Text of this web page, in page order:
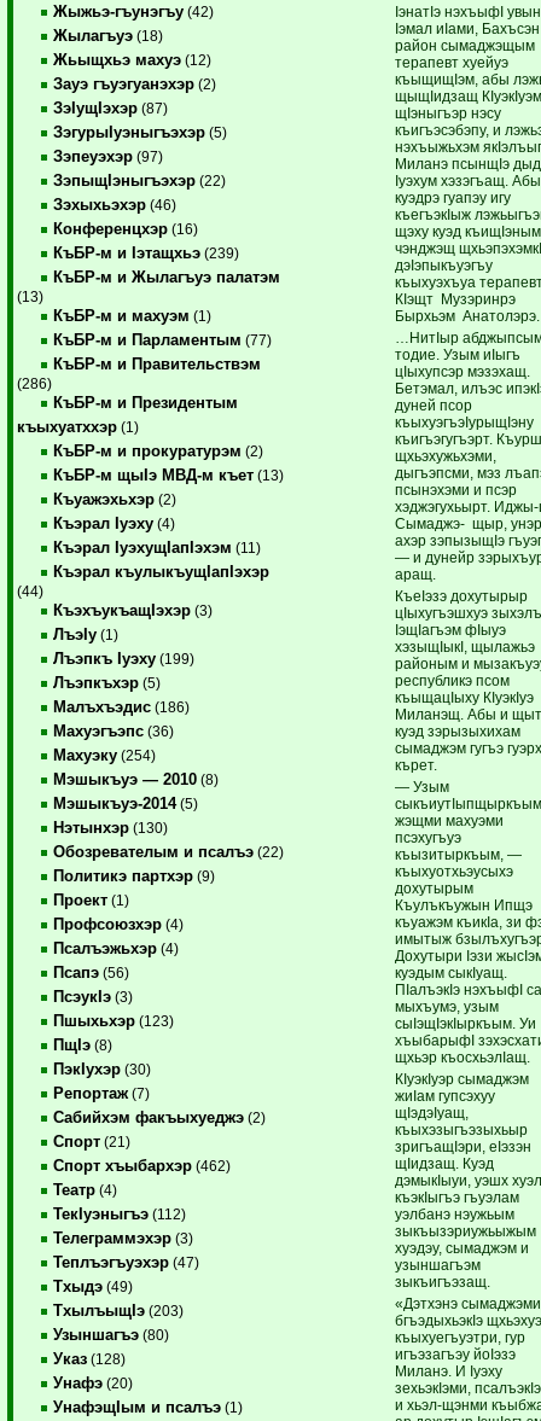
Жыжьэ-гъунэгъу (42)
Жылагъуэ (18)
Жьыщхьэ махуэ (12)
Зауэ гъуэгуанэхэр (2)
ЗэIущIэхэр (87)
ЗэгурыIуэныгъэхэр (5)
Зэпеуэхэр (97)
ЗэпыщIэныгъэхэр (22)
Зэхыхьэхэр (46)
Конференцхэр (16)
КъБР-м и Iэтащхьэ (239)
КъБР-м и Жылагъуэ палатэм
(13)
КъБР-м и махуэм (1)
КъБР-м и Парламентым (77)
КъБР-м и Правительствэм
(286)
КъБР-м и Президентым
къыхуатххэр (1)
КъБР-м и прокуратурэм (2)
КъБР-м щыIэ МВД-м къет (13)
Къуажэхьхэр (2)
Къэрал Iуэху (4)
Къэрал IуэхущIапIэхэм (11)
Къэрал къулыкъущIапIэхэр
(44)
КъэхъукъащIэхэр (3)
ЛъэIу (1)
Лъэпкъ Iуэху (199)
Лъэпкъхэр (5)
Малъхъэдис (186)
Махуэгъэпс (36)
Махуэку (254)
Мэшыкъуэ — 2010 (8)
Мэшыкъуэ-2014(5)
Нэтынхэр (130)
Обозревателым и псалъэ (22)
Политикэ партхэр (9)
Проект (1)
Профсоюзхэр (4)
Псалъэжьхэр (4)
Псапэ (56)
ПсэукIэ (3)
Пшыхьхэр (123)
ПщIэ (8)
ПэкIухэр (30)
Репортаж (7)
Сабийхэм факъыхуеджэ (2)
Спорт (21)
Спорт хъыбархэр (462)
Театр (4)
ТекIуэныгъэ (112)
Телеграммэхэр (3)
Теплъэгъуэхэр (47)
Тхыдэ (49)
ТхылъыщIэ (203)
Узыншагъэ (80)
Указ (128)
Унафэ (20)
УнафэщIым и псалъэ (1)
IэнатIэ нэхъыфI
Iэмал иIами, Бахъсэн
район сымаджэщым
терапевт хуейуэ
къыщищIэм, абы
щыщIидзащ
щIэныгъэр нэсу
къигъэсэбэпу, и
нэхъыжьхэм
Миланэ псынщIэ
Iуэхум хэзэгъащ. Абы
куэдрэ гуапэу игу
къегъэкIыж
щэху куэд
чэнджэщ
дэIэпыкъуэгъу
къыхуэхъуа
КIэщт Музэринрэ
Бырхьэм Анатолэрэ.
…НитIыр
тодие. Узым иIыгъ
цIыхупсэр мэзэхащ.
Бетэмал, илъэс
дуней псор
къыхуэгъэIурыщIэну
къигъэгугъэрт.
щхьэхужьхэми,
дыгъэпсми, мэз
псынэхэми и псэр
хэджэгухьырт.
Сымаджэ- щыр,
ахэр зэпызыщIэ
— и дунейр
аращ.
КъеIэзэ дохутырыр
цIыхугъэшхуэ
IэщIагъэм фIыуэ
хэзыщIыкI, щылажьэ
районым и
республикэ псом
къыщацIыху КIуэкIуэ
Миланэщ. Абы и
куэд зэрызыхихам
сымаджэм гугъэ
кърет.
— Узым
жэщми махуэми
псэхугъуэ
къызитыркъым, —
къыхуотхьэусыхэ
дохутырым
Къулъкъужын Ипщэ
къуажэм къикIа, зи
имытыж
Дохутыри Iэзи
куэдым сыкIуащ.
ПIалъэкIэ нэхъыфI
мыхъумэ, узым
сыIэщIэкIыркъым. Уи
хъыбарыфI
щхьэр къосхьэлIащ.
КIуэкIуэр сымаджэм
жиIам гупсэхуу
щIэдэIуащ,
къыхэзыгъэзыхьыр
зригъащIэри, еIэзэн
щIидзащ. Куэд
дэмыкIыуи, уэшх
къэкIыгъэ гъуэлам
уэлбанэ нэужьым
зыкъызэриужьыжым
хуэдэу, сымаджэм и
узыншагъэм
зыкъигъэзащ.
«Дэтхэнэ сымаджэми
бгъэдыхьэкIэ
къыхуегъуэтри, гур
игъэзагъэу йоIэзэ
Миланэ. И Iуэху
зехьэкIэми,
и хьэл-щэнми